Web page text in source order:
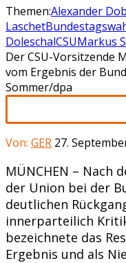
Themen:Alexander
Laschet
DoleschalCSUMarkus
Der CSU-Vorsitzende
vom Ergebnis der
Sommer/dpa
Von: GER 27.
MÜNCHEN – Nach
der Union bei der
deutlichen
innerparteilich
bezeichnete das
Ergebnis und als